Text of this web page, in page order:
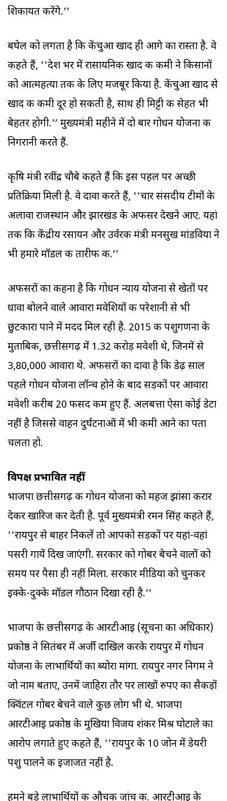
शिकायत करेंगे.’’
बघेल को लगता है कि केंचुआ खाद ही आगे का रास्ता है. वे
कहते हैं, ''देश भर में रासायनिक खाद की कमी ने किसानों
को आत्महत्या तक के लिए मजबूर किया है. केंचुआ खाद से
खाद की कमी दूर हो सकती है, साथ ही मिट्टी की सेहत भी
बेहतर होगी.’’ मुख्यमंत्री महीने में दो बार गोधन योजना की
निगरानी करते हैं.
कृषि मंत्री रवींद्र चौबे कहते हैं कि इस पहल पर अच्छी
प्रतिक्रिया मिली है. वे दावा करते हैं, ''चार संसदीय टीमों के
अलावा राजस्थान और झारखंड के अफसर देखने आए. यहां
तक कि केंद्रीय रसायन और उर्वरक मंत्री मनसुख मांडविया ने
भी हमारे मॉडल की तारीफ की.’’
अफसरों का कहना है कि गोधन न्याय योजना से खेतों पर
धावा बोलने वाले आवारा मवेशियों की परेशानी से भी
छुटकारा पाने में मदद मिल रही है. 2015 की पशुगणना के
मुताबिक, छत्तीसगढ़ में 1.32 करोड़ मवेशी थे, जिनमें से
3,80,000 आवारा थे. अफसरों का दावा है कि डेढ़ साल
पहले गोधन योजना लॉन्च होने के बाद सड़कों पर आवारा
मवेशी करीब 20 फीसद कम हुए हैं. अलबत्ता ऐसा कोई डेटा
नहीं है जिससे वाहन दुर्घटनाओं में भी कमी आने का पता
चलता हो.
विपक्ष प्रभावित नहीं
भाजपा छत्तीसगढ़ की गोधन योजना को महज झांसा करार
देकर खारिज कर देती है. पूर्व मुख्यमंत्री रमन सिंह कहते हैं,
''रायपुर से बाहर निकलें तो आपको सड़कों पर यहां-वहां
पसरी गायें दिख जाएंगी. सरकार को गोबर बेचने वालों को
समय पर पैसा ही नहीं मिला. सरकार मीडिया को चुनकर
इक्के-दुक्के मॉडल गौठान दिखा रही है.’’
भाजपा के छत्तीसगढ़ के आरटीआइ (सूचना का अधिकार)
प्रकोष्ठ ने सितंबर में अर्जी दाखिल करके रायपुर में गोधन
योजना के लाभार्थियों का ब्योरा मांगा. रायपुर नगर निगम ने
जो नाम बताए, उनमें जाहिरा तौर पर लाखों रुपए का सैकड़ों
क्विंटल गोबर बेचने वाले कुछ लोग भी थे. भाजपा
आरटीआइ प्रकोष्ठ के मुखिया विजय शंकर मिश्र घोटाले का
आरोप लगाते हुए कहते हैं, ''रायपुर के 10 जोन में डेयरी
पशु पालने की इजाजत नहीं है.
हमने बड़े लाभार्थियों की औचक जांच की. आरटीआइ के